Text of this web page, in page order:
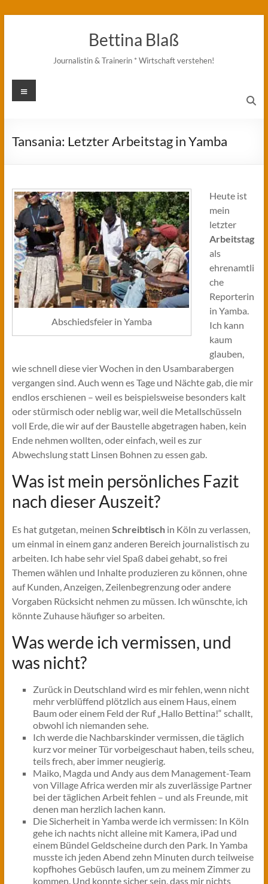
Bettina Blaß
Journalistin & Trainerin * Wirtschaft verstehen!
Menü
Tansania: Letzter Arbeitstag in Yamba
Abschiedsfeier in Yamba
Heute ist
mein
letzter
Arbeitstag
als
ehrenamtli
che
Reporterin
in Yamba.
Ich kann
kaum
glauben,
wie schnell diese vier Wochen in den Usambarabergen
vergangen sind. Auch wenn es Tage und Nächte gab, die mir
endlos erschienen – weil es beispielsweise besonders kalt
oder stürmisch oder neblig war, weil die Metallschüsseln
voll Erde, die wir auf der Baustelle abgetragen haben, kein
Ende nehmen wollten, oder einfach, weil es zur
Abwechslung statt Linsen Bohnen zu essen gab.
Was ist mein persönliches Fazit
nach dieser Auszeit?
Es hat gutgetan, meinen Schreibtischin Köln zu verlassen,
um einmal in einem ganz anderen Bereich journalistisch zu
arbeiten. Ich habe sehr viel Spaß dabei gehabt, so frei
Themen wählen und Inhalte produzieren zu können, ohne
auf Kunden, Anzeigen, Zeilenbegrenzung oder andere
Vorgaben Rücksicht nehmen zu müssen. Ich wünschte, ich
könnte Zuhause häufiger so arbeiten.
Was werde ich vermissen, und
was nicht?
Zurück in Deutschland wird es mir fehlen, wenn nicht
mehr verblüffend plötzlich aus einem Haus, einem
Baum oder einem Feld der Ruf „Hallo Bettina!“ schallt,
obwohl ich niemanden sehe.
Ich werde die Nachbarskinder vermissen, die täglich
kurz vor meiner Tür vorbeigeschaut haben, teils scheu,
teils frech, aber immer neugierig.
Maiko, Magda und Andy aus dem Management-Team
von Village Africa werden mir als zuverlässige Partner
bei der täglichen Arbeit fehlen – und als Freunde, mit
denen man herzlich lachen kann.
Die Sicherheit in Yamba werde ich vermissen: In Köln
gehe ich nachts nicht alleine mit Kamera, iPad und
einem Bündel Geldscheine durch den Park. In Yamba
musste ich jeden Abend zehn Minuten durch teilweise
kopfhohes Gebüsch laufen, um zu meinem Zimmer zu
kommen. Und konnte sicher sein, dass mir nichts